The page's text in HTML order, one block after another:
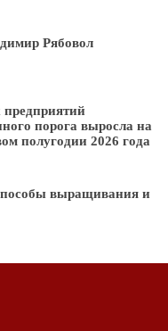
Рябовол
предприятий
порога выросла на
полугодии 2026 года
выращивания и